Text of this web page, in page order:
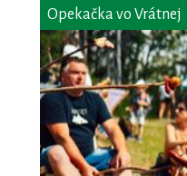
Opekačka vo Vrátnej